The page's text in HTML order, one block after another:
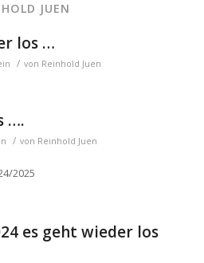
JUEN
los …
/ von Reinhold Juen
….
/ von Reinhold Juen
2025
es geht wieder los